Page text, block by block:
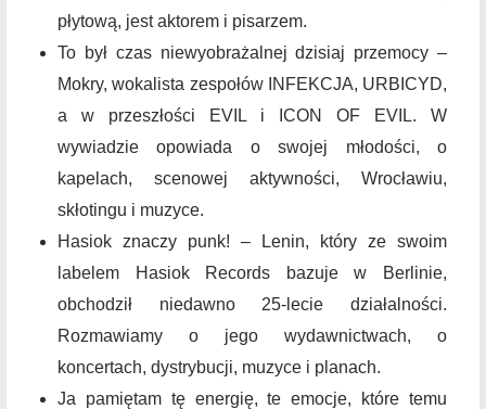
płytową, jest aktorem i pisarzem.
To był czas niewyobrażalnej dzisiaj przemocy –
Mokry, wokalista zespołów INFEKCJA, URBICYD,
a w przeszłości EVIL i ICON OF EVIL. W
wywiadzie opowiada o swojej młodości, o
kapelach, scenowej aktywności, Wrocławiu,
skłotingu i muzyce.
Hasiok znaczy punk! – Lenin, który ze swoim
labelem Hasiok Records bazuje w Berlinie,
obchodził niedawno 25-lecie działalności.
Rozmawiamy o jego wydawnictwach, o
koncertach, dystrybucji, muzyce i planach.
Ja pamiętam tę energię, te emocje, które temu